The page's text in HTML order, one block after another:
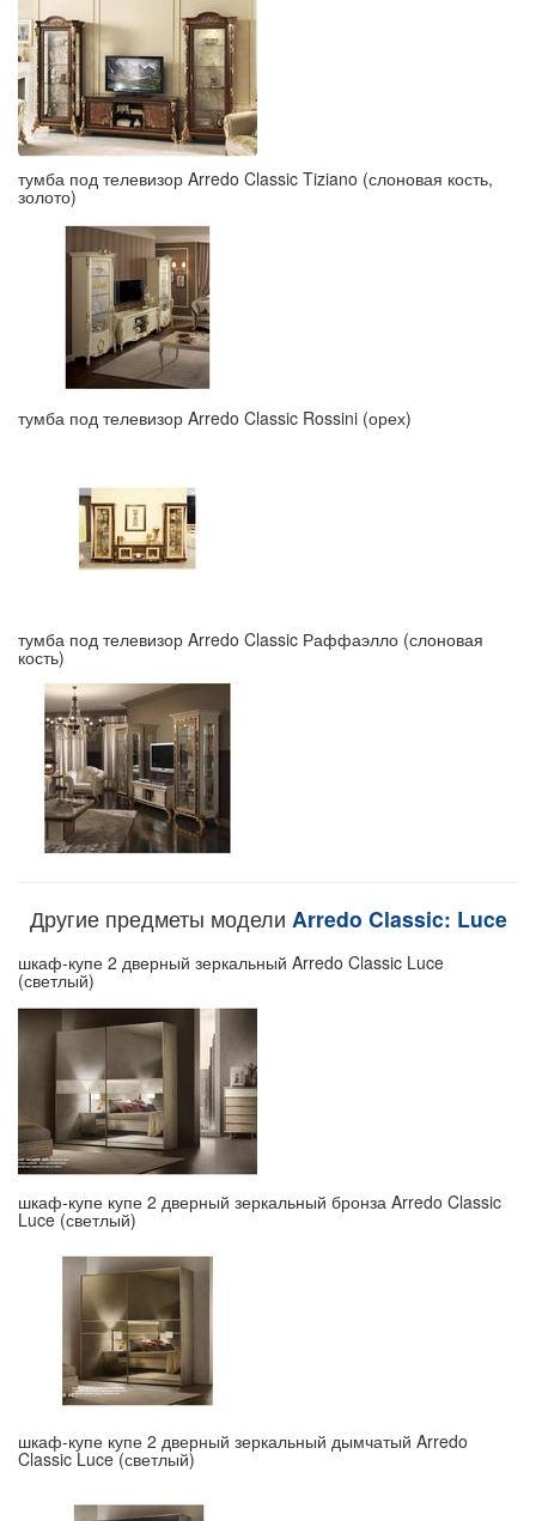
тумба под телевизор Arredo Classic Tiziano (слоновая кость,
золото)
тумба под телевизор Arredo Classic Rossini (орех)
тумба под телевизор Arredo Classic Раффаэлло (слоновая
кость)
Другие предметы модели Arredo Classic: Luce
шкаф-купе 2 дверный зеркальный Arredo Classic Luce
(светлый)
шкаф-купе купе 2 дверный зеркальный бронза Arredo Classic
Luce (светлый)
шкаф-купе купе 2 дверный зеркальный дымчатый Arredo
Classic Luce (светлый)